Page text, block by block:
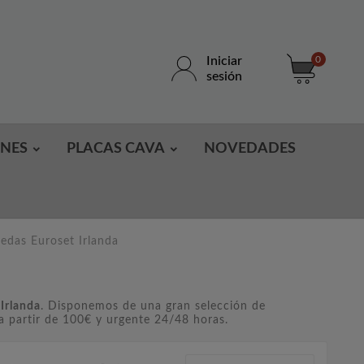
Iniciar
sesión
0
PLACAS CAVA NOVEDADES
Euroset Irlanda
. Disponemos de una gran selección de
partir de 100€ y urgente 24/48 horas.